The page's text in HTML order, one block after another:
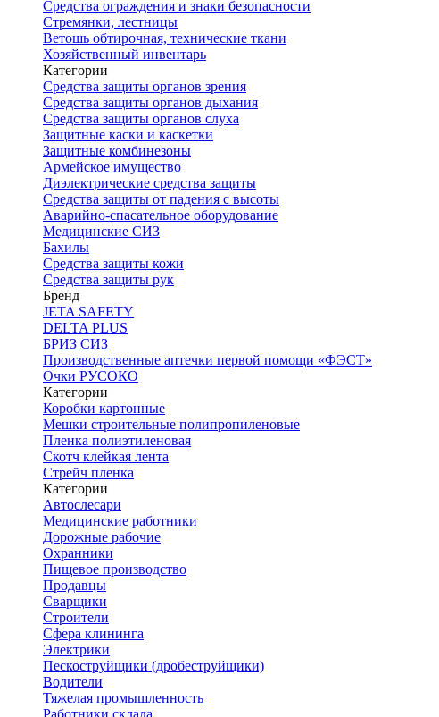
Средства ограждения и знаки безопасности
Стремянки, лестницы
Ветошь обтирочная, технические ткани
Хозяйственный инвентарь
Категории
Средства защиты органов зрения
Средства защиты органов дыхания
Средства защиты органов слуха
Защитные каски и каскетки
Защитные комбинезоны
Армейское имущество
Диэлектрические средства защиты
Средства защиты от падения с высоты
Аварийно-спасательное оборудование
Медицинские СИЗ
Бахилы
Средства защиты кожи
Средства защиты рук
Бренд
JETA SAFETY
DELTA PLUS
БРИЗ СИЗ
Производственные аптечки первой помощи «ФЭСТ»
Очки РУСОКО
Категории
Коробки картонные
Мешки строительные полипропиленовые
Пленка полиэтиленовая
Скотч клейкая лента
Стрейч пленка
Категории
Автослесари
Медицинские работники
Дорожные рабочие
Охранники
Пищевое производство
Продавцы
Сварщики
Строители
Сфера клининга
Электрики
Пескоструйщики (дробеструйщики)
Водители
Тяжелая промышленность
Работники склада